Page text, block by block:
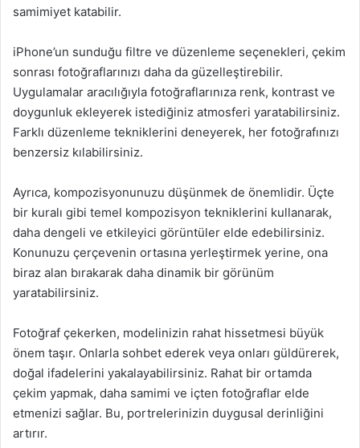
samimiyet katabilir.
iPhone’un sunduğu filtre ve düzenleme seçenekleri, çekim
sonrası fotoğraflarınızı daha da güzelleştirebilir.
Uygulamalar aracılığıyla fotoğraflarınıza renk, kontrast ve
doygunluk ekleyerek istediğiniz atmosferi yaratabilirsiniz.
Farklı düzenleme tekniklerini deneyerek, her fotoğrafınızı
benzersiz kılabilirsiniz.
Ayrıca, kompozisyonunuzu düşünmek de önemlidir. Üçte
bir kuralı gibi temel kompozisyon tekniklerini kullanarak,
daha dengeli ve etkileyici görüntüler elde edebilirsiniz.
Konunuzu çerçevenin ortasına yerleştirmek yerine, ona
biraz alan bırakarak daha dinamik bir görünüm
yaratabilirsiniz.
Fotoğraf çekerken, modelinizin rahat hissetmesi büyük
önem taşır. Onlarla sohbet ederek veya onları güldürerek,
doğal ifadelerini yakalayabilirsiniz. Rahat bir ortamda
çekim yapmak, daha samimi ve içten fotoğraflar elde
etmenizi sağlar. Bu, portrelerinizin duygusal derinliğini
artırır.